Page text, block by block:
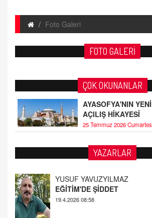
Foto Galeri
FOTO GALERİ
ÇOK OKUNANLAR
AYASOFYA'NIN
AÇILIŞ HİKAYESİ
25 Temmuz 2026
YAZARLAR
YUSUF YAVUZYILMAZ
EĞİTİM'DE ŞİDDET
19.4.2026 08:58